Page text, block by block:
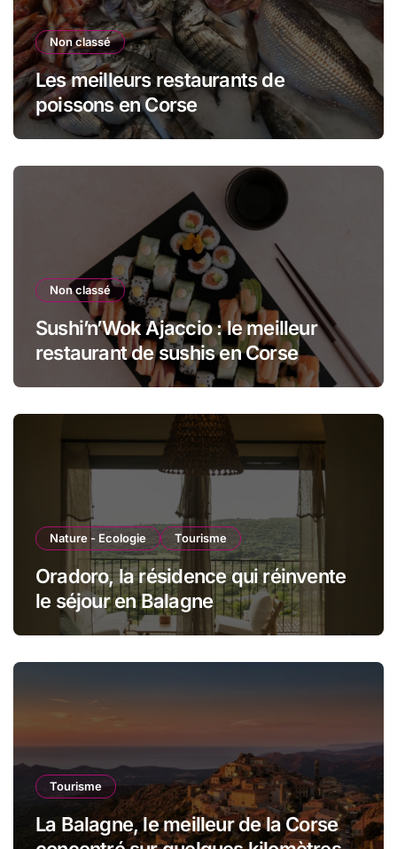
Non classé
Les meilleurs restaurants de
poissons en Corse
Non classé
Sushi’n’Wok Ajaccio : le meilleur
restaurant de sushis en Corse
Nature - Ecologie Tourisme
Oradoro, la résidence qui réinvente
le séjour en Balagne
Tourisme
La Balagne, le meilleur de la Corse